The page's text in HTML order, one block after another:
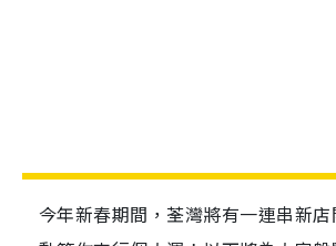
今年新春期間，荃灣將有一連串新